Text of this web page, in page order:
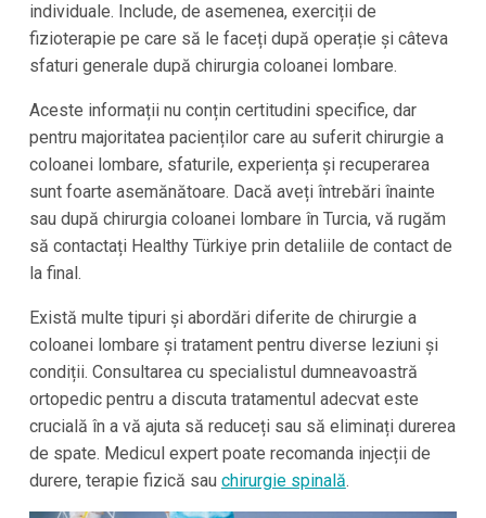
individuale. Include, de asemenea, exerciții de
fizioterapie pe care să le faceți după operație și câteva
sfaturi generale după chirurgia coloanei lombare.
Aceste informații nu conțin certitudini specifice, dar
pentru majoritatea pacienților care au suferit chirurgie a
coloanei lombare, sfaturile, experiența și recuperarea
sunt foarte asemănătoare. Dacă aveți întrebări înainte
sau după chirurgia coloanei lombare în Turcia, vă rugăm
să contactați Healthy Türkiye prin detaliile de contact de
la final.
Există multe tipuri și abordări diferite de chirurgie a
coloanei lombare și tratament pentru diverse leziuni și
condiții. Consultarea cu specialistul dumneavoastră
ortopedic pentru a discuta tratamentul adecvat este
crucială în a vă ajuta să reduceți sau să eliminați durerea
de spate. Medicul expert poate recomanda injecții de
durere, terapie fizică sau chirurgie spinală.